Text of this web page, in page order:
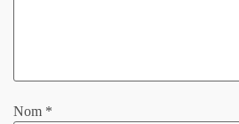
Nom *